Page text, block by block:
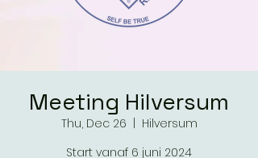
Meeting Hilversum
Thu, Dec 26
Hilversum
Start vanaf 6 juni 2024